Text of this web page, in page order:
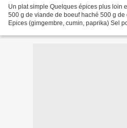
Un plat simple Quelques épices plus loin
500 g de viande de boeuf haché 500 g
Epices (gimgembre, cumin, paprika) Sel